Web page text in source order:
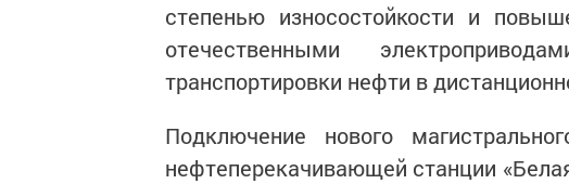
степенью износостойкости и
отечественными
транспортировки нефти в
Подключение нового
нефтеперекачивающей станции